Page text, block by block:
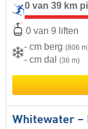
0 van 39 km
0 van 9 liften
- cm berg (806
- cm dal (36 m)
Whitewater –